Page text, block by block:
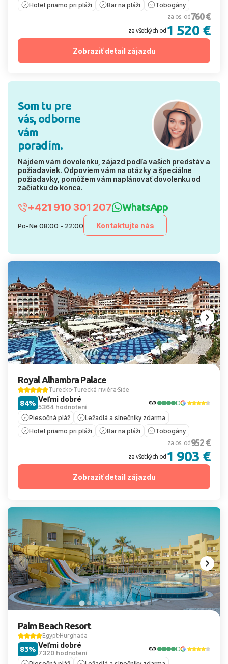
Hotel priamo pri pláži
Bar na pláži Tobogány
za os. od 760 €
za všetkých od 1 520 €
Zobraziť detail zájazdu
Som tu pre
vás, odborne
vám
poradím.
Nájdem vám dovolenku, zájazd podľa vašich predstáv a
požiadaviek. Odpoviem vám na otázky a špeciálne
požiadavky, pomôžem vám naplánovať dovolenku od
začiatku do konca.
+421 910 301 207 WhatsApp
Po-Ne 08:00 - 22:00 Kontaktujte nás
Royal Alhambra Palace
Turecko Turecká riviéra Side
Veľmi dobré
5364 hodnotení
84%
Piesočná pláž
Ležadlá a slnečníky zdarma
Hotel priamo pri pláži
Bar na pláži Tobogány
za os. od 952 €
za všetkých od 1 903 €
Zobraziť detail zájazdu
Palm Beach Resort
Egypt Hurghada
Veľmi dobré
7320 hodnotení
83%